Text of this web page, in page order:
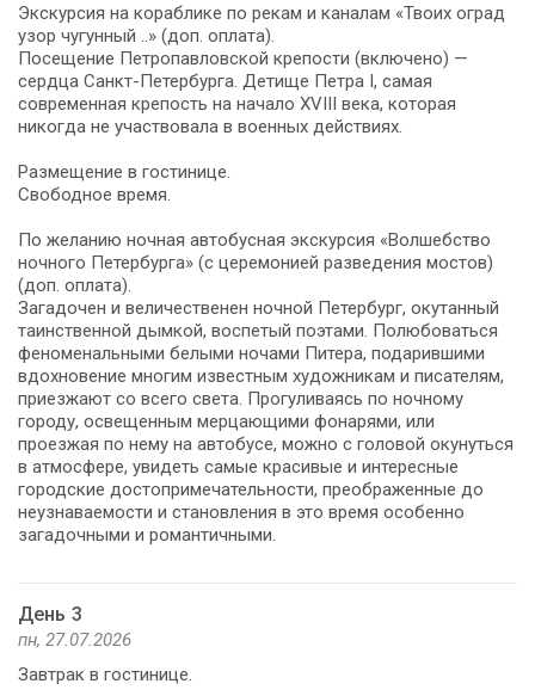
Экскурсия на кораблике по рекам и каналам «Твоих оград
узор чугунный ..» (доп. оплата).
Посещение Петропавловской крепости (включено) —
сердца Санкт-Петербурга. Детище Петра I, самая
современная крепость на начало XVIII века, которая
никогда не участвовала в военных действиях.
Размещение в гостинице.
Свободное время.
По желанию ночная автобусная экскурсия «Волшебство
ночного Петербурга» (с церемонией разведения мостов)
(доп. оплата).
Загадочен и величественен ночной Петербург, окутанный
таинственной дымкой, воспетый поэтами. Полюбоваться
феноменальными белыми ночами Питера, подарившими
вдохновение многим известным художникам и писателям,
приезжают со всего света. Прогуливаясь по ночному
городу, освещенным мерцающими фонарями, или
проезжая по нему на автобусе, можно с головой окунуться
в атмосфере, увидеть самые красивые и интересные
городские достопримечательности, преображенные до
неузнаваемости и становления в это время особенно
загадочными и романтичными.
День 3
пн, 27.07.2026
Завтрак в гостинице.